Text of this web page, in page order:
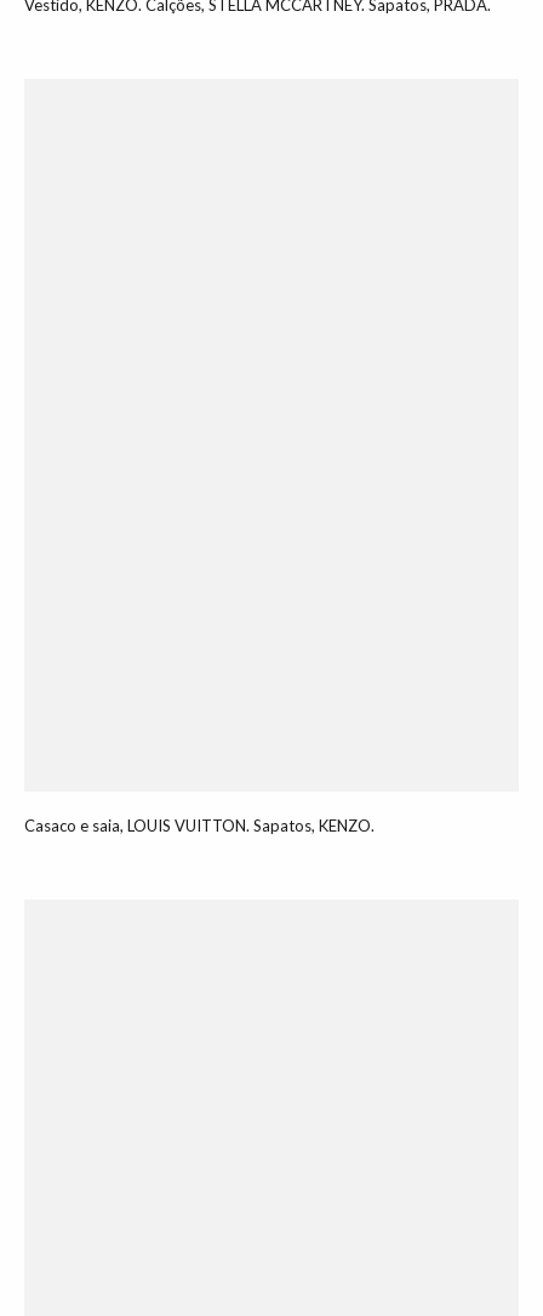
Vestido, KENZO. Calções, STELLA MCCARTNEY. Sapatos, PRADA.
Casaco e saia, LOUIS VUITTON. Sapatos, KENZO.